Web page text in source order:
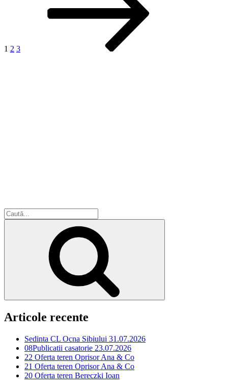
1 2 3
Caută
după:
Articole recente
Sedinta CL Ocna Sibiului 31.07.2026
08Publicatii casatorie 23.07.2026
22 Oferta teren Oprisor Ana & Co
21 Oferta teren Oprisor Ana & Co
20 Oferta teren Bereczki Ioan